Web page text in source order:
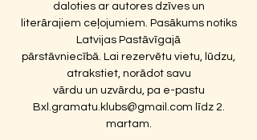
daloties ar autores dzīves un
literārajiem ceļojumiem. Pasākums notiks
Latvijas Pastāvīgajā
pārstāvniecībā. Lai rezervētu vietu, lūdzu,
atrakstiet, norādot savu
vārdu un uzvārdu, pa e-pastu
Bxl.gramatu.klubs@gmail.com līdz 2.
martam.